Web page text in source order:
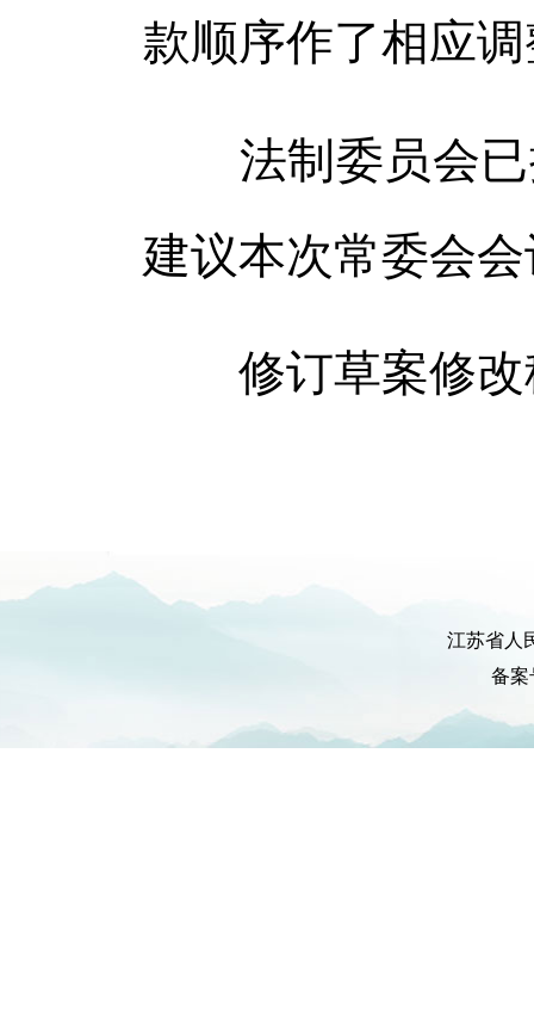
款顺序作了相应
法制委员会已
建议本次常委会
修订草案修改
江苏省人
备案